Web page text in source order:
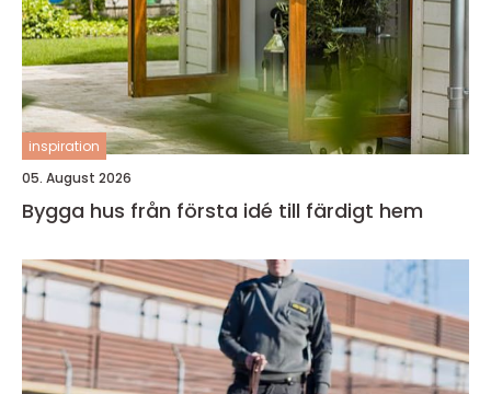
inspiration
05. August 2026
Bygga hus från första idé till färdigt hem